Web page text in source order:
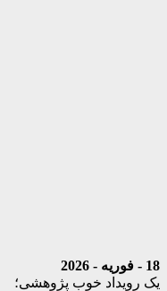
18 - فوریه - 2026
یک رویداد خوب پژوهشی؛